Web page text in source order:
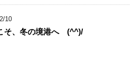
10
そ、冬の境港へ (^^)/